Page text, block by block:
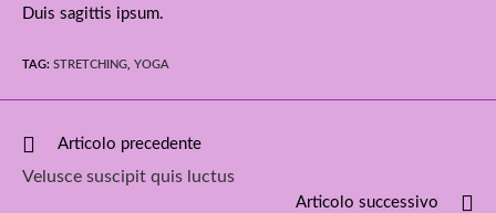
Duis sagittis ipsum.
TAG: STRETCHING YOGA
Leggi
articoli
Articolo precedente
Velusce suscipit quis luctus
Articolo successivo